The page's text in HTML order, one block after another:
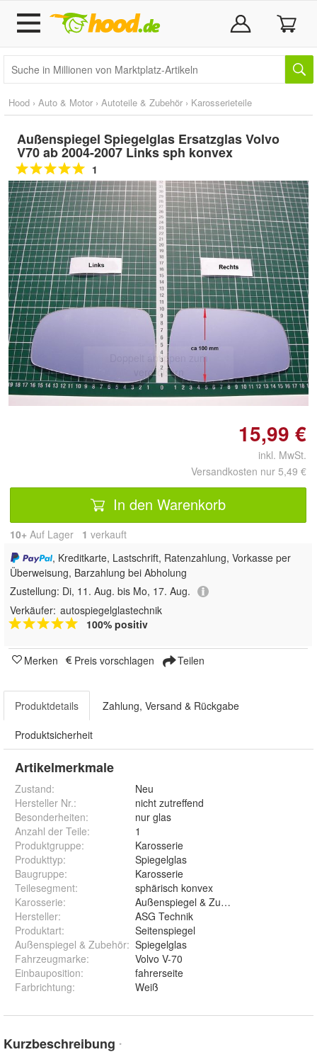
Hood › Auto & Motor › Autoteile & Zubehör › Karosserieteile
Außenspiegel Spiegelglas Ersatzglas Volvo
V70 ab 2004-2007 Links sph konvex
1
Doppelt antippen zum
vergrößern
15,99 €
inkl. MwSt.
Versandkosten nur 5,49 €
In den Warenkorb
10+ Auf Lager 1 verkauft
, Kreditkarte, Lastschrift, Ratenzahlung, Vorkasse per
Überweisung, Barzahlung bei Abholung
Zustellung: Di, 11. Aug. bis Mo, 17. Aug.
Verkäufer: autospiegelglastechnik
100% positiv
Merken Preis vorschlagen Teilen
Produktdetails Zahlung, Versand & Rückgabe
Produktsicherheit
Artikelmerkmale
Zustand:
Neu
Hersteller Nr.:
nicht zutreffend
Besonderheiten:
nur glas
Anzahl der Teile:
1
Produktgruppe:
Karosserie
Produkttyp:
Spiegelglas
Baugruppe:
Karosserie
Teilesegment:
sphärisch konvex
Karosserie:
Außenspiegel & Zubehör
Hersteller:
ASG Technik
Produktart:
Seitenspiegel
Außenspiegel & Zubehör: Spiegelglas
Fahrzeugmarke:
Volvo V-70
Einbauposition:
fahrerseite
Farbrichtung: Weiß
Kurzbeschreibung *